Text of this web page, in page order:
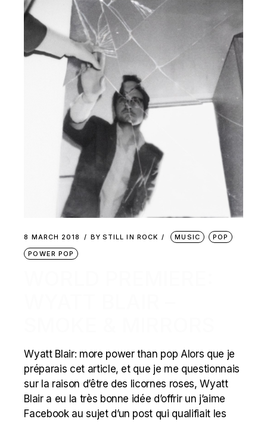
8 MARCH 2018 BY STILL IN ROCK MUSIC
POP
POWER POP
Wyatt Blair: more power than pop Alors que je
préparais cet article, et que je me questionnais
sur la raison d’être des licornes roses, Wyatt
Blair a eu la très bonne idée d’offrir un j’aime
Facebook au sujet d’un post qui qualifiait les